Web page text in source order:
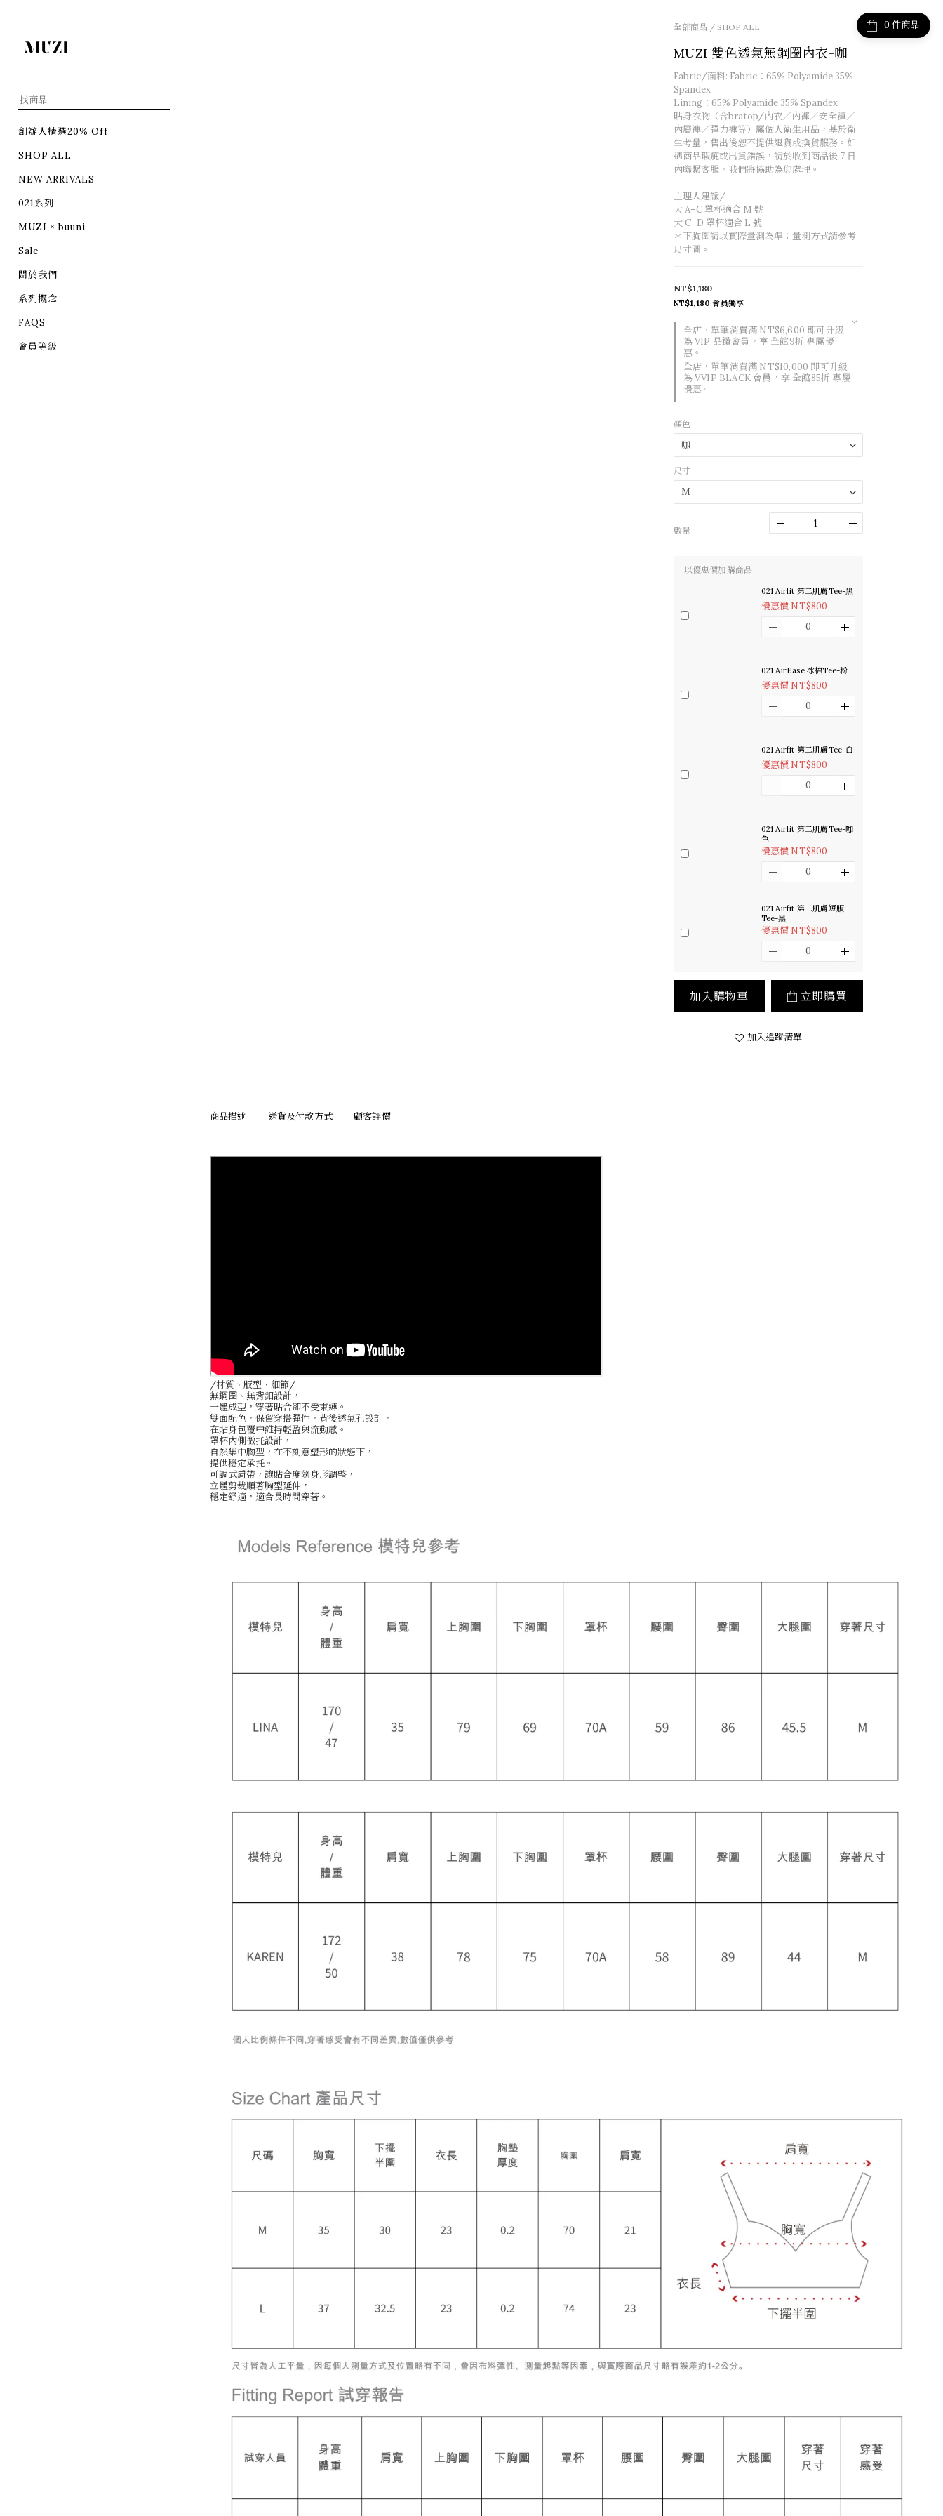
創辦人精選20% Off
SHOP ALL
NEW ARRIVALS
021系列
MUZI × buuni
Sale
關於我們
系列概念
FAQS
會員等級
件商品
全部商品 / SHOP ALL
MUZI 雙色透氣無鋼圈內衣-咖
Fabric/面料: Fabric：65% Polyamide 35%
Spandex
Lining：65% Polyamide 35% Spandex
貼身衣物（含bratop/內衣／內褲／安全褲／
內層褲／彈力褲等）屬個人衛生用品，基於衛
生考量，售出後恕不提供退貨或換貨服務。如
遇商品瑕疵或出貨錯誤，請於收到商品後 7 日
內聯繫客服，我們將協助為您處理。
主理人建議/
大 A–C 罩杯適合 M 號
大 C–D 罩杯適合 L 號
＊下胸圍請以實際量測為準；量測方式請參考
尺寸圖。
全店，單筆消費滿 NT$6,600 即可升級
為 VIP 晶鑽會員，享 全館9折 專屬優
惠。
全店，單筆消費滿 NT$10,000 即可升級
為 VVIP BLACK 會員，享 全館85折 專屬
優惠。
NT$1,180
NT$1,180 會員獨享
顏色
尺寸
數量
以優惠價加購商品
021 Airfit 第二肌膚Tee-黑
優惠價 NT$800
021 AirEase 冰棉Tee-粉
優惠價 NT$800
021 Airfit 第二肌膚Tee-白
優惠價 NT$800
021 Airfit 第二肌膚Tee-咖
色
優惠價 NT$800
021 Airfit 第二肌膚短版
Tee-黑
優惠價 NT$800
加入購物車 立即購買
加入追蹤清單
商品描述 送貨及付款方式 顧客評價
/材質、版型、細節/
無鋼圈、無背釦設計，
一體成型，穿著貼合卻不受束縛。
雙面配色，保留穿搭彈性，背後透氣孔設計，
在貼身包覆中維持輕盈與流動感。
罩杯內側微托設計，
自然集中胸型，在不刻意塑形的狀態下，
提供穩定承托。
可調式肩帶，讓貼合度隨身形調整，
立體剪裁順著胸型延伸，
穩定舒適，適合長時間穿著。